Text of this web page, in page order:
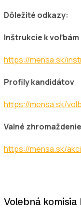
Dôležité odkazy:
Inštrukcie k voľbám
https://mensa.sk/
Profily kandidátov
https://mensa.sk/
Valné
https://mensa.sk/
Volebná komisia